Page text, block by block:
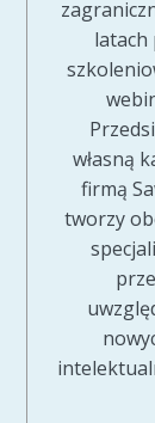
latach
własną
firmą
tworzy